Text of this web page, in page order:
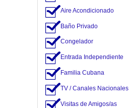
Aire Acondicionado
Baño Privado
Congelador
Entrada Independiente
Familia Cubana
TV / Canales Nacionales
Visitas de Amigos/as